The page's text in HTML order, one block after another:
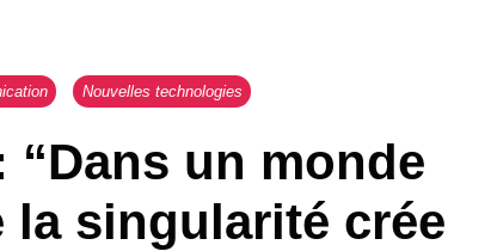
Nouvelles technologies
un monde
la singularité crée